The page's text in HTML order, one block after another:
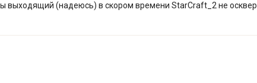
выходящий (надеюсь) в скором времени StarCraft_2 не